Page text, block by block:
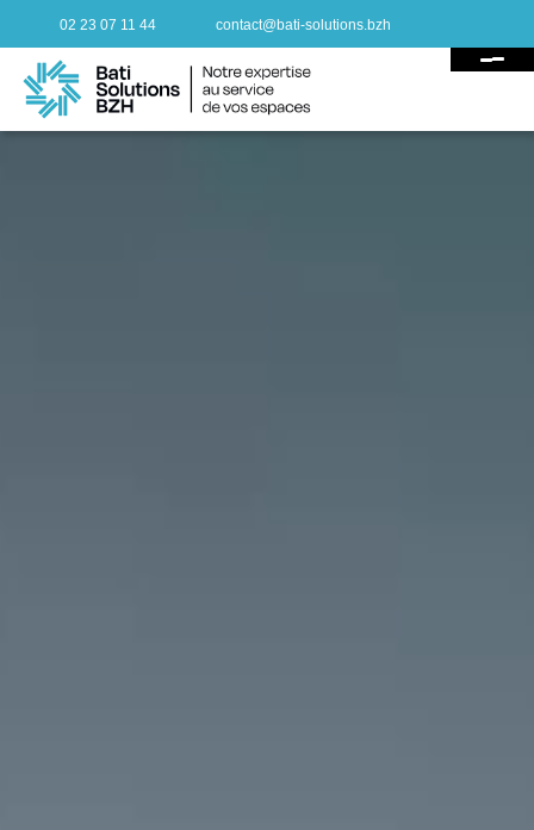
02 23 07 11 44 contact@bati-solutions.bzh